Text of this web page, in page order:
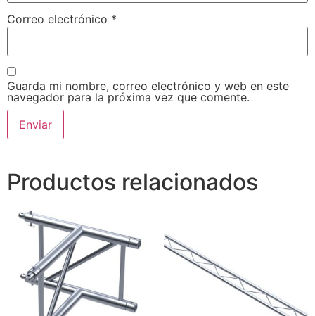
Correo electrónico *
Guarda mi nombre, correo electrónico y web en este
navegador para la próxima vez que comente.
Productos relacionados